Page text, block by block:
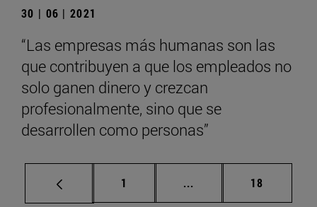
30 | 06 | 2021
“Las empresas más humanas son las
que contribuyen a que los empleados no
solo ganen dinero y crezcan
profesionalmente, sino que se
desarrollen como personas”
Página
1 ... Páginas intermedias
Página
18